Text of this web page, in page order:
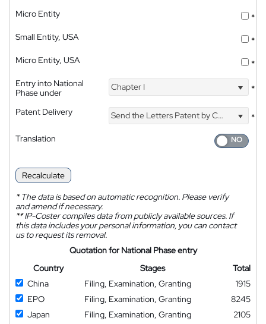
Micro Entity
*
Small Entity, USA
*
Micro Entity, USA
*
Entry into National
Phase under
Chapter I *
Patent Delivery Send the Letters Patent by Courier
*
Translation
Recalculate
*The data is based on automatic recognition. Please verify
and amend if necessary.
**IP-Coster compiles data from publicly available sources. If
this data includes your personal information, you can contact
us to request its removal.
Quotation for National Phase entry
Country
Stages
Total
China
Filing, Examination, Granting
1915
EPO
Filing, Examination, Granting
8245
Japan
Filing, Examination, Granting
2105